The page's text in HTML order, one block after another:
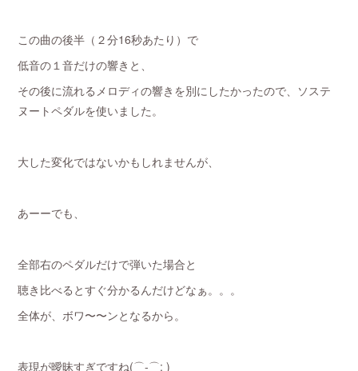
この曲の後半（２分16秒あたり）で
低音の１音だけの響きと、
その後に流れるメロディの響きを別にしたかったので、ソステ
ヌートペダルを使いました。
大した変化ではないかもしれませんが、
あーーでも、
全部右のペダルだけで弾いた場合と
聴き比べるとすぐ分かるんだけどなぁ。。。
全体が、ボワ〜〜ンとなるから。
表現が曖昧すぎですね(⌒-⌒; )